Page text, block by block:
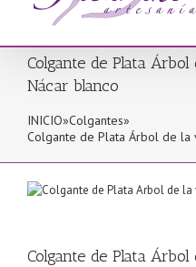
Colgante de Plata
Nácar blanco
INICIO»Colgantes»
Colgante de Plata Árbol de la
Colgante de Plata